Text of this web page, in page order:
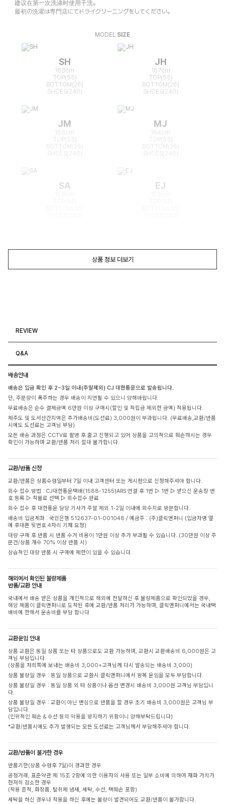
建议在第一次洗涤时使用干洗。
最初の洗濯は専門店にてドライクリーニングをしてください。
MODEL SIZE
SH
163cm
TOP(55)
BOTTOM(26)
SHOES(240)
JH
167cm
TOP(55)
BOTTOM(26)
SHOES(240)
JM
166cm
TOP(55)
BOTTOM(25)
MJ
164cm
TOP(55)
BOTTOM(26)
SA EJ
상품 정보 더보기
REVIEW
Q&A
배송안내
배송은 입금 확인 후 2~3일 이내(주말제외) CJ 대한통운으로 발송됩니다.
단, 주문량이 폭주하는 경우 배송이 지연될 수 있으니 양해바랍니다.
무료배송은 순수 결제금액 6만원 이상 구매시(할인 및 적립금 제외한 금액) 적용됩니다.
제주도 및 도서산간지역은 추가배송비(도선료) 3,000원이 부과됩니다. (무료배송,교환/반품
시에도 도선료는 고객님 부담)
모든 배송 과정은 CCTV로 촬영 후 출고 진행되고 있어 상품을 고의적으로 훼손하시는 경우
확인이 가능하며 교환/반품 처리 절대 불가합니다.
교환/반품 신청
교환/반품은 상품수령일부터 7일 이내 고객센터 또는 게시판으로 신청해주셔야 합니다.
회수 접수 방법 : CJ대한통운택배(1588-1255)ARS 연결 후 1번 ▷ 1번 ▷ 받으신 운송장 번
호 등록 ▷ 착불로 선택 ▷ 회수접수 완료
회수 접수 후 대한통운 담당 기사가 주말 제외 1-2일 이내에 회수지로 방문합니다.
배송비 입금계좌 : 국민은행 512637-01-001048 / 예금주 : (주)클릭앤퍼니 (입금자명 옆
에 휴대폰 뒷번호 4자리 기재 요청)
대량 구매 후 반품 시 반품 수거 비용이 1만원 이상 추가 부과될 수 있습니다. (30만원 이상 주
문건/상품 개수 70% 이상 반품 시)
상습적인 대량 반품 시 구매에 제한이 있을 수 있습니다.
해외에서 확인된 불량제품
반품/교환 안내
국내에서 배송 받은 상품을 개인적으로 해외에 전달하신 후 불량제품으로 확인되었을 경우,
해당 제품이 클릭앤퍼니로 도착된 후에 교환/반품 처리가 가능하며, 클릭앤퍼니에서는 국내택
배비에 한해서 운송비를 부담 합니다
교환운임 안내
상품 교환은 동일 상품 또는 타 상품으로도 교환 가능하며, 교환시 교환배송비 6,000원은 고
객님 부담입니다.
(상품을 저희쪽에 보내는 배송비 3,000+고객님께 다시 발송되는 배송비 3,000)
상품 불량일 경우 : 동일 상품으로 교환시 클릭앤퍼니에서 왕복 운임을 모두 부담합니다.
상품 불량일 경우 : 동일 상품 외 타 상품이나 옵션 변경시 배송비 3,000원 고객님 부담입니
다.
상품 불량일 경우 : 교환이 아닌 변심으로 반품을 할 경우 초기 배송비 3,000원은 고객님 부
담입니다.
(인위적인 훼손 & 수선 등의 악용을 방지하기 위함이니 양해부탁드립니다)
*교환/반품시에도 추가 발생되는 모든 도선료는 고객님께서 부담해주셔야 합니다.
교환/반품이 불가한 경우
반품기한(상품 수령후 7일)이 경과한 경우
공정거래, 표준약관 제 15조 2항에 의한 이용자의 사용 또는 일부 소비에 의하여 재화 가치가
현저히 감소한 경우
(착용 흔적, 화장품, 탈취제 냄새, 세탁, 수선, 택훼손 포함)
세탁을 하신 경우나 착용을 하신 후에는 불량이 발견되어도 교환/반품이 불가합니다.